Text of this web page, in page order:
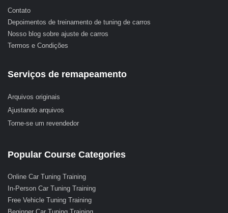
Contato
Depoimentos de treinamento de tuning de carros
Nosso blog sobre ajuste de carros
Termos e Condições
Serviços de remapeamento
Arquivos originais
Ajustando arquivos
Torne-se um revendedor
Popular Course Categories
Online Car Tuning Training
In-Person Car Tuning Training
Free Vehicle Tuning Training